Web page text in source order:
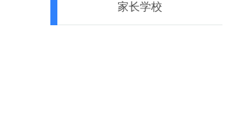
家长学校